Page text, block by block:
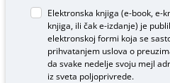
Elektronska knjiga (e-book, e-
knjiga, ili čak e-izdanje) je
elektronskoj formi koja se
prihvatanjem uslova o
da svake nedelje svoju mejl
iz sveta poljoprivrede.